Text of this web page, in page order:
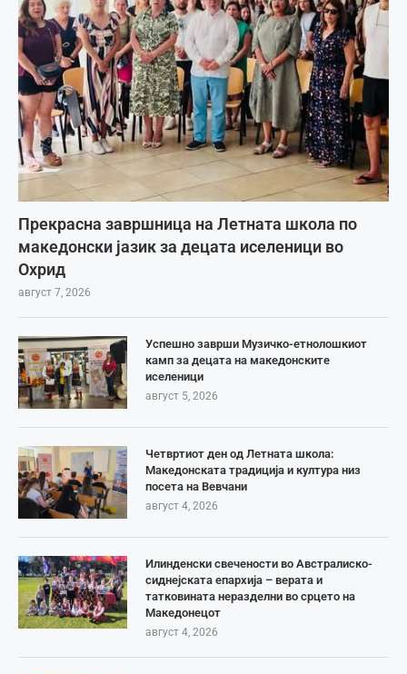
Прекрасна завршница на Летната школа по
македонски јазик за децата иселеници во
Охрид
август 7, 2026
Успешно заврши Музичко-етнолошкиот
камп за децата на македонските
иселеници
август 5, 2026
Четвртиот ден од Летната школа:
Македонската традиција и култура низ
посета на Вевчани
август 4, 2026
Илинденски свечености во Австралиско-
сиднејската епархија – верата и
татковината неразделни во срцето на
Македонецот
август 4, 2026